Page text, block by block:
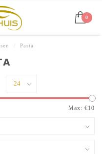
0
Pasta
Max: €10